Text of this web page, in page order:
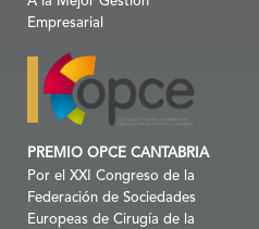
Empresarial
PREMIO OPCE CANTABRIA
Por el XXI Congreso de la
Federación de Sociedades
Europeas de Cirugía de la